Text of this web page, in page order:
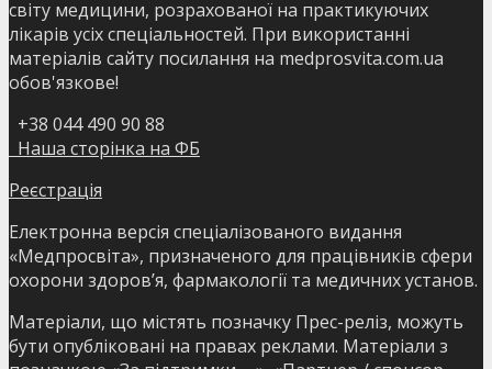
світу медицини, розрахованої на практикуючих
лікарів усіх спеціальностей. При використанні
матеріалів сайту посилання на medprosvita.com.ua
обов'язкове!
+38 044 490 90 88
Наша сторінка на ФБ
Реєстрація
Електронна версія спеціалізованого видання
«Медпросвіта», призначеного для працівників сфери
охорони здоров’я, фармакології та медичних установ.
Матеріали, що містять позначку Прес-реліз, можуть
бути опубліковані на правах реклами. Матеріали з